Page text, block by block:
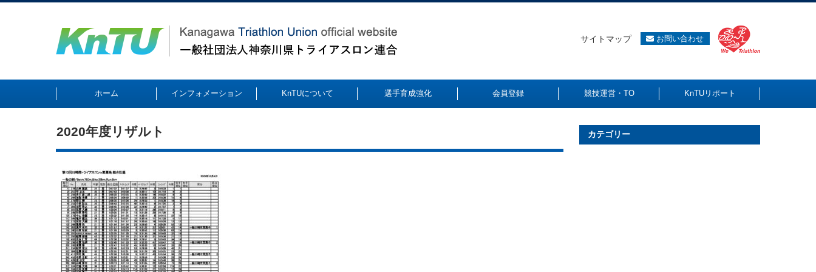
サイトマップ お問い合わせ
ホーム インフォメーション KnTUについて 選手育成強化 会員登録 競技運営・TO KnTUリポート
2020年度リザルト カテゴリー